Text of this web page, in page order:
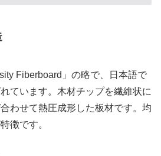
Fiberboard」の略で、日本語で
ています。木材チップを繊維状に
わせて熱圧成形した板材です。均
徴です。